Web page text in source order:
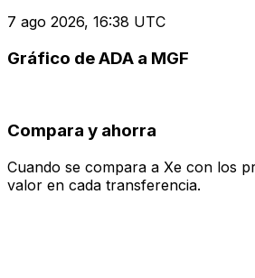
7 ago 2026, 16:38 UTC
Gráfico de ADA a MGF
Compara y ahorra
Cuando se compara a Xe con los
valor en cada transferencia.